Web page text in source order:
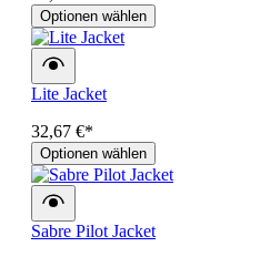
Optionen wählen
Lite Jacket
32,67 €*
Optionen wählen
Sabre Pilot Jacket